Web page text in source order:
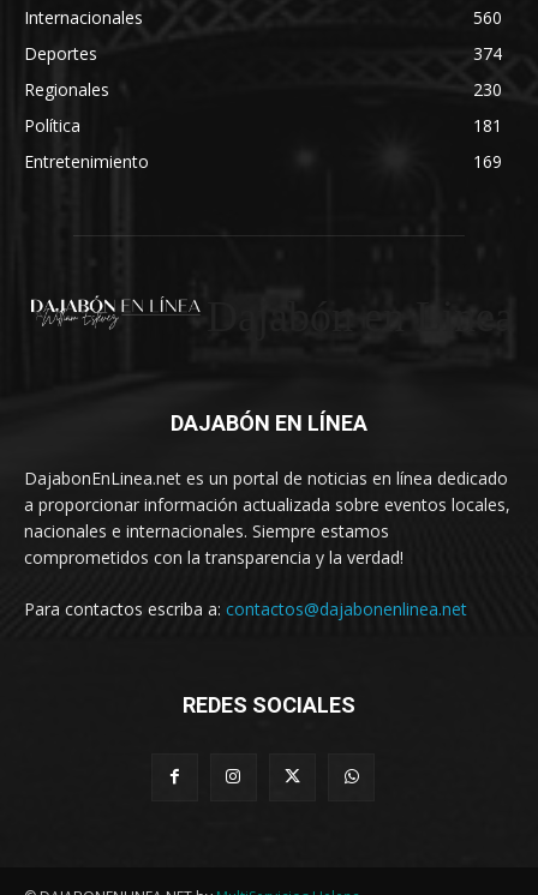
Internacionales
560
Deportes
374
Regionales
230
Política
181
Entretenimiento
169
DAJABÓN EN LÍNEA
DajabonEnLinea.net es un portal de noticias en línea dedicado
a proporcionar información actualizada sobre eventos locales,
nacionales e internacionales. Siempre estamos
comprometidos con la transparencia y la verdad!
Para contactos escriba a: contactos@dajabonenlinea.net
REDES SOCIALES